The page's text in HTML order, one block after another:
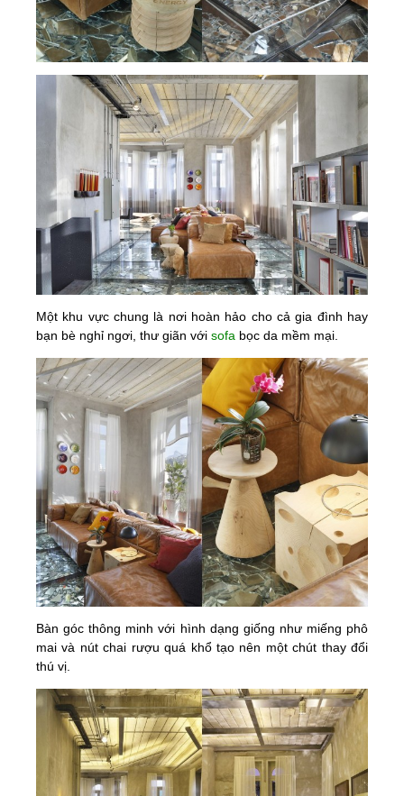
Một khu vực chung là nơi hoàn hảo cho cả gia đình hay
bạn bè nghỉ ngơi, thư giãn với sofa bọc da mềm mại.
Bàn góc thông minh với hình dạng giống như miếng phô
mai và nút chai rượu quá khổ tạo nên một chút thay đổi
thú vị.